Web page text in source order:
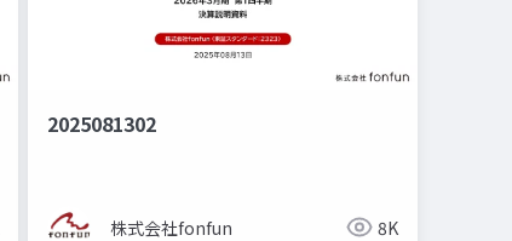
2025081302
株式会社fonfun 8K